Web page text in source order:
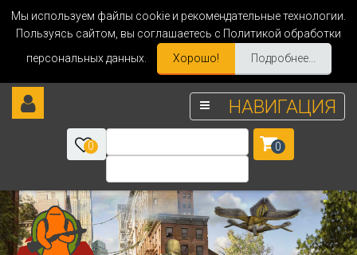
Мы используем файлы cookie и рекомендательные технологии.
Пользуясь сайтом, вы соглашаетесь с Политикой обработки
персональных данных.
Хорошо! Подробнее...
НАВИГАЦИЯ
0 0